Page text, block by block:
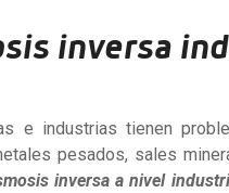
inversa
e industrias tienen
pesados, sales
inversa a nivel